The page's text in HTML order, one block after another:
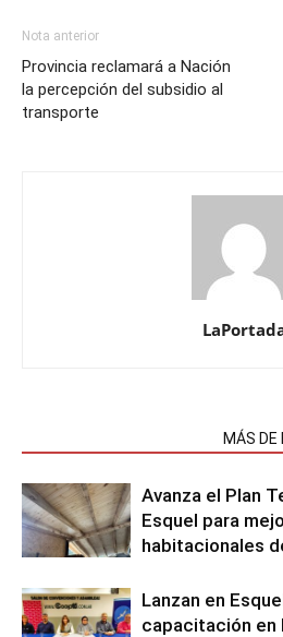
Nota anterior
Provincia reclamará a Nación
la percepción del subsidio al
transporte
MÁS DE
Avanza el Plan
Esquel para
habitacionales
Lanzan en
capacitación en